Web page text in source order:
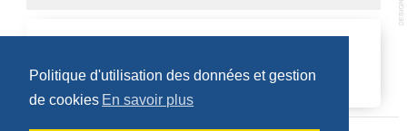
Politique d'utilisation des données et gestion
de cookies En savoir plus
Aucun évènement